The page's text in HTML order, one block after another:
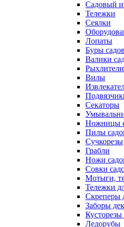
Садовый
Тележки
Сеялки
Лопаты
Буры
Валики
Рыхлители
Вилы
Секаторы
Ножницы
Пилы
Сучкорезы
Грабли
Ножи
Совки
Мотыги,
Тележки
Скреперы
Заборы
Ледорубы